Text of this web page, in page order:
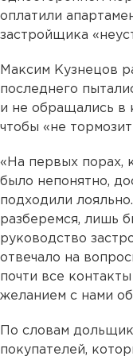
оплатили
застройщика
Максим Кузнецов
последнего
и не обращались в
чтобы «не
«На первых порах,
было непонятно,
подходили
разберемся, лишь
руководство
отвечало на
почти все
желанием с нами
По словам
покупателей,